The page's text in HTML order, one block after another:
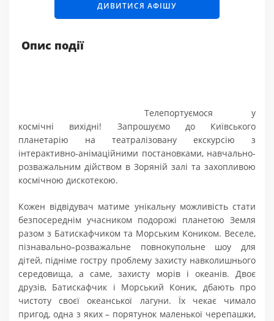
ДИВИТИСЯ АФІШУ
Опис події
Телепортуємося у
космічні вихідні! Запрошуємо до Київського
планетарію на театралізовану екскурсію з
інтерактивно-анімаційними постановками, навчально-
розважальним дійством в Зоряній залі та захопливою
космічною дискотекою.
Кожен відвідувач матиме унікальну можливість стати
безпосереднім учасником подорожі планетою Земля
разом з Батискафчиком та Морським Коником. Веселе,
пізнавально–розважальне повнокупольне шоу для
дітей, підніме гостру проблему захисту навколишнього
середовища, а саме, захисту морів і океанів. Двоє
друзів, Батискафчик і Морський Коник, дбають про
чистоту своєї океанської лагуни. Їх чекає чимало
пригод, одна з яких – порятунок маленької черепашки,